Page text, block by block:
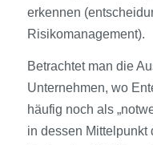
erkennen
Risikomanagement).
Betrachtet man die
Unternehmen, wo
häufig noch als
in dessen Mittelpunkt